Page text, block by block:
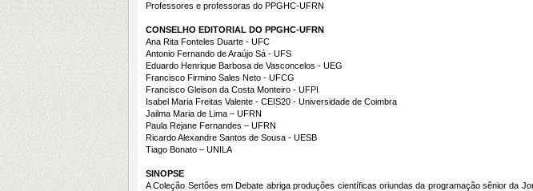
Professores e professoras do PPGHC-UFRN
CONSELHO EDITORIAL DO PPGHC-UFRN
Ana Rita Fonteles Duarte - UFC
Antonio Fernando de Araújo Sá - UFS
Eduardo Henrique Barbosa de Vasconcelos - UEG
Francisco Firmino Sales Neto - UFCG
Francisco Gleison da Costa Monteiro - UFPI
Isabel Maria Freitas Valente - CEIS20 - Universidade de Coimbra
Jailma Maria de Lima – UFRN
Paula Rejane Fernandes – UFRN
Ricardo Alexandre Santos de Sousa - UESB
Tiago Bonato – UNILA
SINOPSE
A Coleção Sertões em Debate abriga produções científicas oriundas da programação sênior da